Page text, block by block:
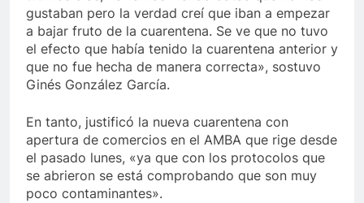
gustaban pero la verdad creí que iban a empezar
a bajar fruto de la cuarentena. Se ve que no tuvo
el efecto que había tenido la cuarentena anterior y
que no fue hecha de manera correcta», sostuvo
Ginés González García.
En tanto, justificó la nueva cuarentena con
apertura de comercios en el AMBA que rige desde
el pasado lunes, «ya que con los protocolos que
se abrieron se está comprobando que son muy
poco contaminantes».